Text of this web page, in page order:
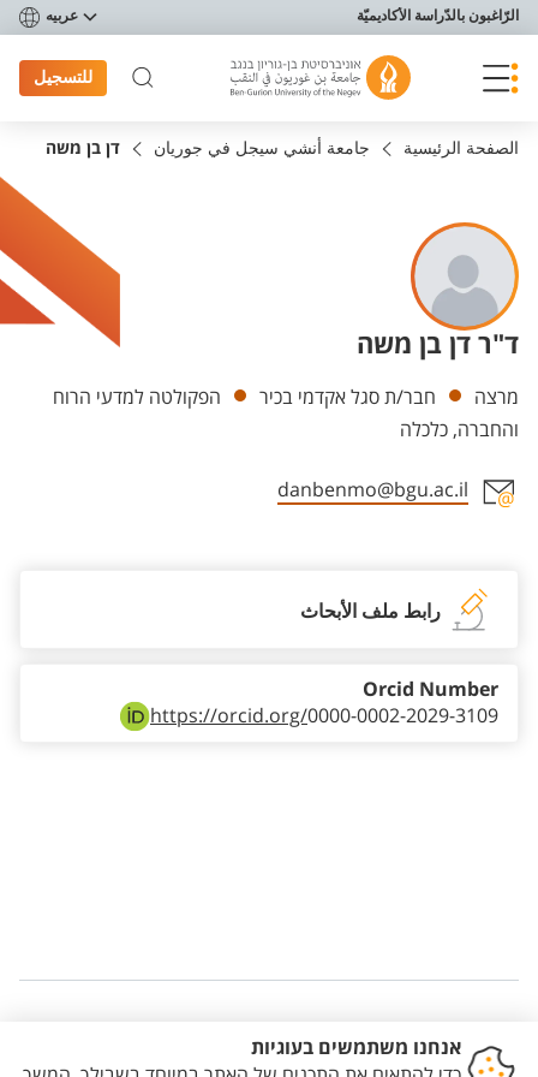
תפריט נגישות
الرّاغبون بالدّراسة الأكاديميّة عربيه
للتسجيل
الصفحة الرئيسية جامعة أنشي سيجل في جوريان דן בן משה
ד"ר דן בן משה
Departments
מרצה חבר/ת סגל אקדמי בכיר
הפקולטה למדעי הרוח
והחברה, כלכלה
danbenmo@bgu.ac.il
رابط ملف الأبحاث
https://orcid.org/0000-0002-2029-3109
Orcid Number